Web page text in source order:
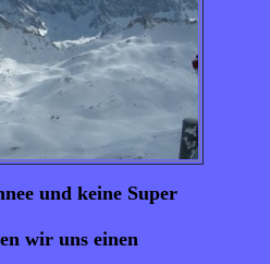
und keine Super
wir uns einen